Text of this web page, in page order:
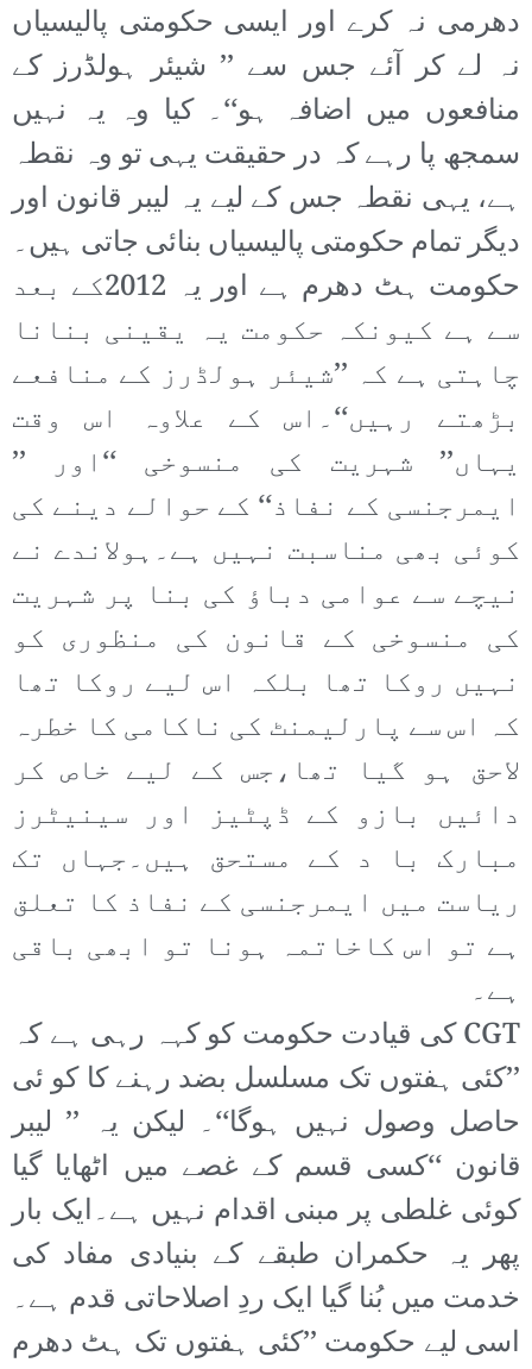
دھرمی نہ کرے اور ایسی حکومتی پالیسیاں
نہ لے کر آئے جس سے ’’ شیئر ہولڈرز کے
منافعوں میں اضافہ ہو‘‘۔ کیا وہ یہ نہیں
سمجھ پا رہے کہ در حقیقت یہی تو وہ نقطہ
ہے، یہی نقطہ جس کے لیے یہ لیبر قانون اور
دیگر تمام حکومتی پالیسیاں بنائی جاتی ہیں۔
حکومت ہٹ دھرم ہے اور یہ 2012کے بعد
سے ہے کیونکہ حکومت یہ یقینی بنانا
چاہتی ہے کہ ’’شیئر ہولڈرز کے منافعے
بڑھتے رہیں‘‘۔اس کے علاوہ اس وقت
یہاں’’ شہریت کی منسوخی ‘‘اور ’’
ایمرجنسی کے نفاذ‘‘ کے حوالے دینے کی
کوئی بھی مناسبت نہیں ہے۔ہولاندے نے
نیچے سے عوامی دباؤ کی بنا پر شہریت
کی منسوخی کے قانون کی منظوری کو
نہیں روکا تھا بلکہ اس لیے روکا تھا
کہ اس سے پارلیمنٹ کی ناکامی کا خطرہ
لاحق ہو گیا تھا،جس کے لیے خاص کر
دائیں بازو کے ڈپٹیز اور سینیٹرز
مبارک با د کے مستحق ہیں۔جہاں تک
ریاست میں ایمرجنسی کے نفاذ کا تعلق
ہے تو اس کاخاتمہ ہونا تو ابھی باقی
ہے۔
CGT کی قیادت حکومت کو کہہ رہی ہے کہ
’’کئی ہفتوں تک مسلسل بضد رہنے کا کو ئی
حاصل وصول نہیں ہوگا‘‘۔ لیکن یہ ’’ لیبر
قانون ‘‘کسی قسم کے غصے میں اٹھایا گیا
کوئی غلطی پر مبنی اقدام نہیں ہے۔ایک بار
پھر یہ حکمران طبقے کے بنیادی مفاد کی
خدمت میں بُنا گیا ایک ردِ اصلاحاتی قدم ہے۔
اسی لیے حکومت ’’کئی ہفتوں تک ہٹ دھرم